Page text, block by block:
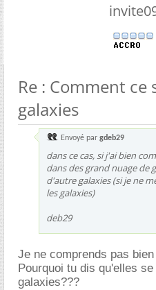
Re : Comment
galaxies
Envoyé par gdeb29
dans ce cas, si j'ai bien
dans des grand nuage de
d'autre galaxies (si je ne
les galaxies)
deb29
Je ne comprends pas
Pourquoi tu dis qu'elles
galaxies???